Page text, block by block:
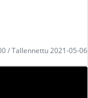
/ Tallennettu 2021-05-06